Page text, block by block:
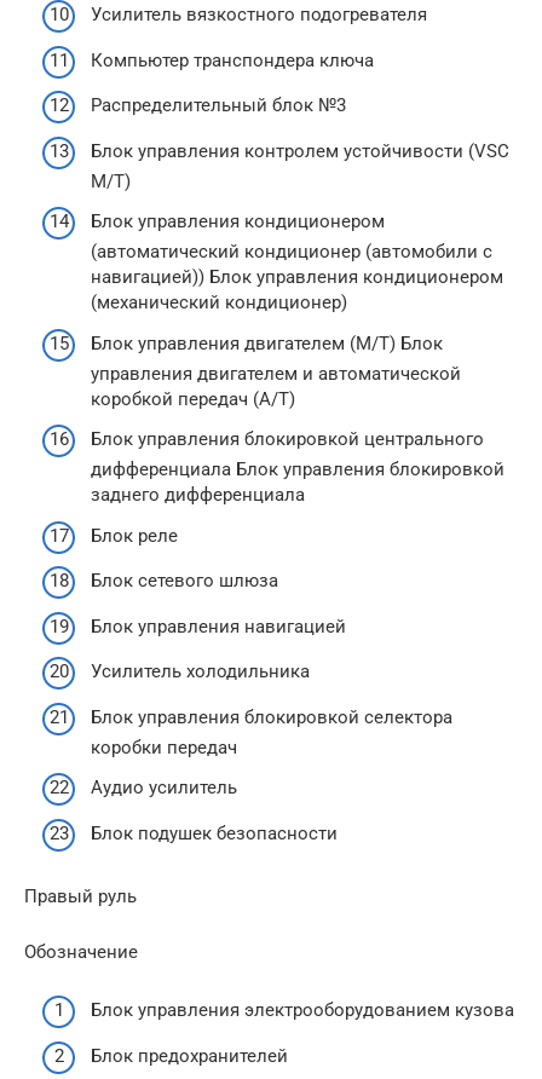
Усилитель вязкостного подогревателя
Компьютер транспондера ключа
Распределительный блок №3
Блок управления контролем устойчивости (VSC
M/T)
Блок управления кондиционером
(автоматический кондиционер (автомобили с
навигацией)) Блок управления кондиционером
(механический кондиционер)
Блок управления двигателем (M/T) Блок
управления двигателем и автоматической
коробкой передач (A/T)
Блок управления блокировкой центрального
дифференциала Блок управления блокировкой
заднего дифференциала
Блок реле
Блок сетевого шлюза
Блок управления навигацией
Усилитель холодильника
Блок управления блокировкой селектора
коробки передач
Аудио усилитель
Блок подушек безопасности
Правый руль
Обозначение
Блок управления электрооборудованием кузова
Блок предохранителей